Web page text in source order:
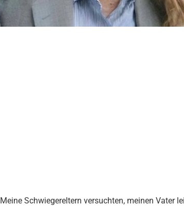
Meine Schwiegereltern versuchten, meinen Vater